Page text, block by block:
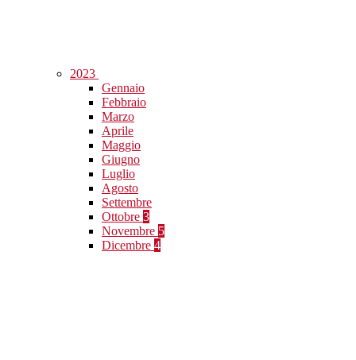
2023
Gennaio
Febbraio
Marzo
Aprile
Maggio
Giugno
Luglio
Agosto
Settembre
Ottobre 3
Novembre 5
Dicembre 4